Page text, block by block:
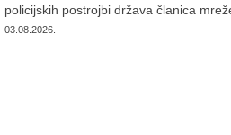
policijskih postrojbi država članica
03.08.2026.